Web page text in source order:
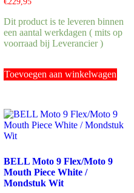
Dit product is te leveren binnen
een aantal werkdagen ( mits op
voorraad bij Leverancier )
Toevoegen aan winkelwagen
BELL Moto 9 Flex/Moto 9
Mouth Piece White /
Mondstuk Wit